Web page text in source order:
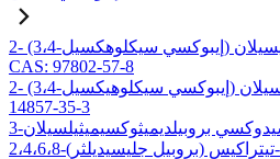
2- (3،4-إيبوكسي سيكلوهكسيل) إيثيل ميثيل ثنائي ميثوكسيسيلان
CAS: 97802-57-8
2- (3،4-إيبوكسي سيكلوهيكسيل) إيثيل ميثيل ديثوكسيسيلان CAS:
14857-35-3
2،4،6،8-تيتراميثيل-2،4،6،8-تيتراكيس (بروبيل جليسيديلثر)